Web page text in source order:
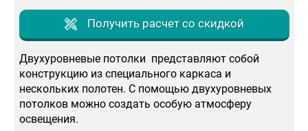
Получить расчет со скидкой
Двухуровневые потолки представляют собой
конструкцию из специального каркаса и
нескольких полотен. С помощью двухуровневых
потолков можно создать особую атмосферу
освещения.